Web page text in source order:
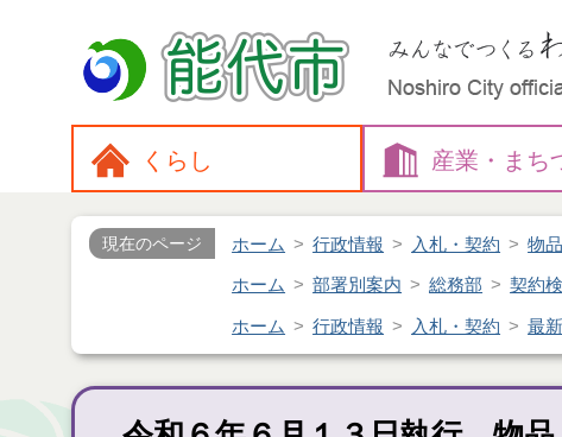
くらし 産業・ まち
現在のページ ホーム 行政情報 入札・契約 物
ホーム 部署別案内 総務部 契約
ホーム 行政情報 入札・契約 最